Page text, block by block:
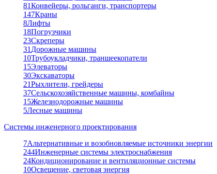
81Конвейеры, рольганги, транспортеры
147Краны
8Лифты
18Погрузчики
23Скреперы
31 Дорожные машины
10Трубоукладчики, траншеекопатели
15Элеваторы
30Экскаваторы
21Рыхлители, грейдеры
37Сельскохозяйственные машины, комбайны
15Железнодорожные машины
5Лесные машины
Системы инженерного проектирования
7Альтернативные и возобновляемые источники энергии
244Инженерные системы электроснабжения
24Кондиционирование и вентиляционные системы
10Освещение, световая энергия